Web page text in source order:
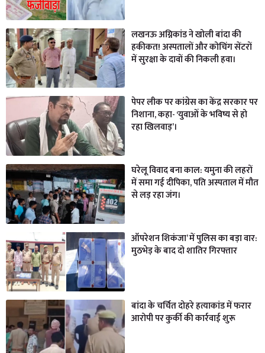
लखनऊ अग्निकांड ने खोली बांदा की
हकीकत! अस्पतालों और कोचिंग सेंटरों
में सुरक्षा के दावों की निकली हवा।
पेपर लीक पर कांग्रेस का केंद्र सरकार पर
निशाना, कहा- ‘युवाओं के भविष्य से हो
रहा खिलवाड़’।
घरेलू विवाद बना काल: यमुना की लहरों
में समा गई दीपिका, पति अस्पताल में मौत
से लड़ रहा जंग।
ऑपरेशन शिकंजा’ में पुलिस का बड़ा वार:
मुठभेड़ के बाद दो शातिर गिरफ्तार
बांदा के चर्चित दोहरे हत्याकांड में फरार
आरोपी पर कुर्की की कार्रवाई शुरू